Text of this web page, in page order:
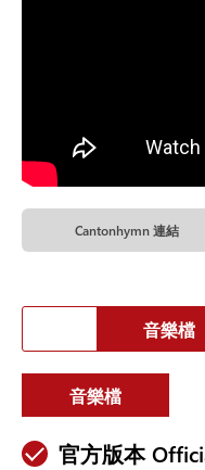
Cantonhymn 連結
音樂檔
音樂檔
官方版本